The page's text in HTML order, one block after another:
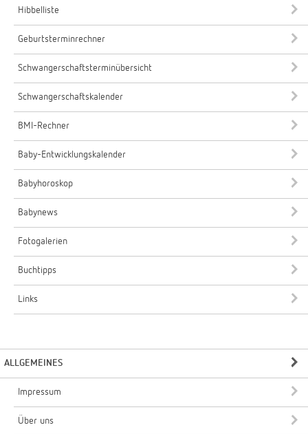
Hibbelliste
Geburtsterminrechner
Schwangerschaftsterminübersicht
Schwangerschaftskalender
BMI-Rechner
Baby-Entwicklungskalender
Babyhoroskop
Babynews
Fotogalerien
Buchtipps
Links
ALLGEMEINES
Impressum
Über uns